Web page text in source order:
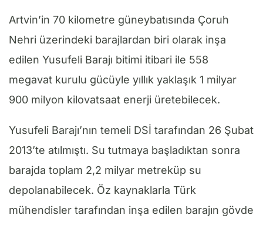
Artvin’in 70 kilometre güneybatısında Çoruh
Nehri üzerindeki barajlardan biri olarak inşa
edilen Yusufeli Barajı bitimi itibari ile 558
megavat kurulu gücüyle yıllık yaklaşık 1 milyar
900 milyon kilovatsaat enerji üretebilecek.
Yusufeli Barajı’nın temeli DSİ tarafından 26 Şubat
2013’te atılmıştı. Su tutmaya başladıktan sonra
barajda toplam 2,2 milyar metreküp su
depolanabilecek. Öz kaynaklarla Türk
mühendisler tarafından inşa edilen barajın gövde